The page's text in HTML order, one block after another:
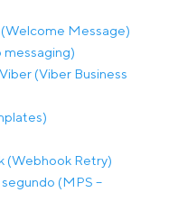
Message)
(Viber Business
(Webhook Retry)
(MPS –